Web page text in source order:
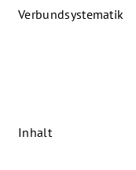
Verbundsystematik
Inhalt